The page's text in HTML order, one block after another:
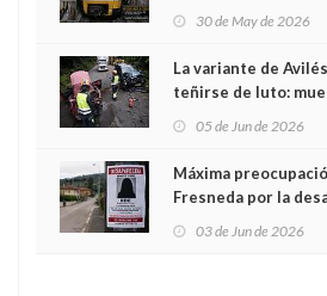
sobrecoste de los
cabían por los
30 de May de 2026
La variante de
teñirse de luto:
05 de Jun de 2026
Máxima
Fresneda por la
03 de Jun de 2026